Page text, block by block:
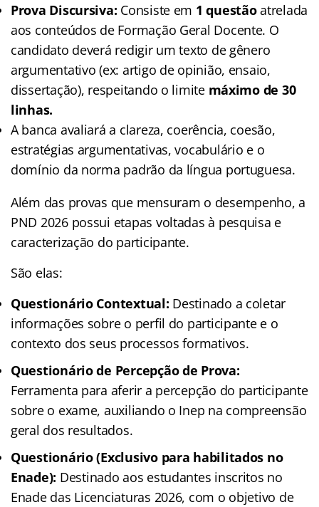
Prova Discursiva: Consiste em 1 questãoatrelada
aos conteúdos de Formação Geral Docente. O
candidato deverá redigir um texto de gênero
argumentativo (ex: artigo de opinião, ensaio,
dissertação), respeitando o limite máximo de 30
linhas.
A banca avaliará a clareza, coerência, coesão,
estratégias argumentativas, vocabulário e o
domínio da norma padrão da língua portuguesa.
Além das provas que mensuram o desempenho, a
PND 2026 possui etapas voltadas à pesquisa e
caracterização do participante.
São elas:
Questionário Contextual: Destinado a coletar
informações sobre o perfil do participante e o
contexto dos seus processos formativos.
Questionário de Percepção de Prova:
Ferramenta para aferir a percepção do participante
sobre o exame, auxiliando o Inep na compreensão
geral dos resultados.
Questionário (Exclusivo para habilitados no
Enade): Destinado aos estudantes inscritos no
Enade das Licenciaturas 2026, com o objetivo de